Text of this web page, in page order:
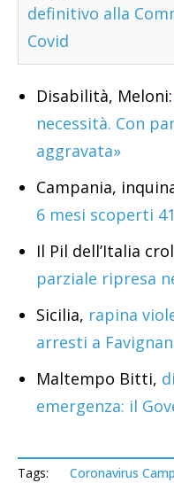
definitivo alla
Covid
Disabilità, Meloni:
necessità. Con
aggravata»
Campania,
6 mesi scoperti
Il Pil dell’Italia
parziale ripresa
Sicilia, rapina
arresti a
Maltempo Bitti,
emergenza: il
Tags: Coronavirus